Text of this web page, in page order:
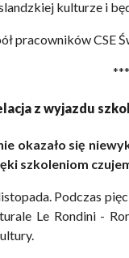
kulturze i
pracowników
***
z wyjazdu
okazało się
szkoleniom
Podczas
Le Rondini -